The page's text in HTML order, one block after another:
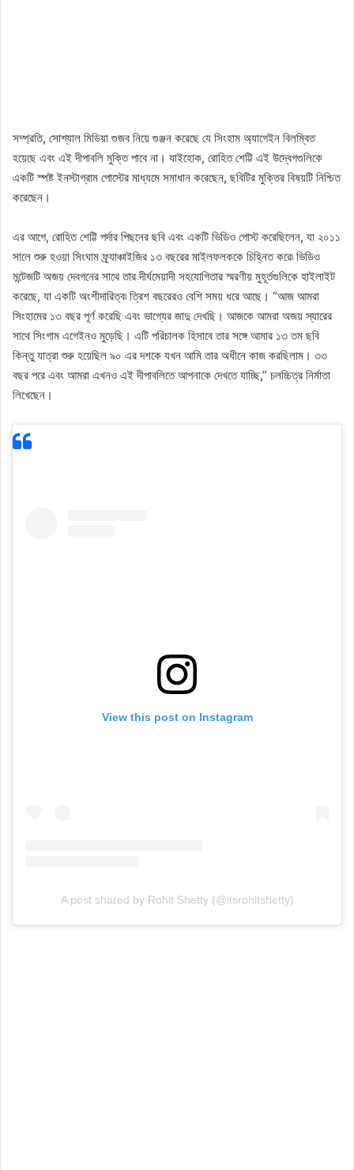
সম্প্রতি, সোশ্যাল মিডিয়া গুজব নিয়ে গুঞ্জন করেছে যে সিংহাম অ্যাগেইন বিলম্বিত
হয়েছে এবং এই দীপাবলি মুক্তি পাবে না। যাইহোক, রোহিত শেট্টি এই উদ্বেগগুলিকে
একটি স্পষ্ট ইনস্টাগ্রাম পোস্টের মাধ্যমে সমাধান করেছেন, ছবিটির মুক্তির বিষয়টি নিশ্চিত
করেছেন।
এর আগে, রোহিত শেট্টি পর্দার পিছনের ছবি এবং একটি ভিডিও পোস্ট করেছিলেন, যা ২০১১
সালে শুরু হওয়া সিংঘাম ফ্র্যাঞ্চাইজির ১৩ বছরের মাইলফলককে চিহ্নিত করে৷ ভিডিও
মন্টেজটি অজয় ​​দেবগনের সাথে তার দীর্ঘমেয়াদী সহযোগিতার স্মরণীয় মুহূর্তগুলিকে হাইলাইট
করেছে, যা একটি অংশীদারিত্ব৷ ত্রিশ বছরেরও বেশি সময় ধরে আছে। “আজ আমরা
সিংহামের ১৩ বছর পূর্ণ করেছি এবং ভাগ্যের জাদু দেখছি। আজকে আমরা অজয় ​​স্যারের
সাথে সিংগাম এগেইনও মুড়েছি। এটি পরিচালক হিসাবে তার সঙ্গে আমার ১৩ তম ছবি
কিন্তু যাত্রা শুরু হয়েছিল ৯০ এর দশকে যখন আমি তার অধীনে কাজ করছিলাম। ৩৩
বছর পরে এবং আমরা এখনও এই দীপাবলিতে আপনাকে দেখতে যাচ্ছি,” চলচ্চিত্র নির্মাতা
লিখেছেন।
View this post on Instagram
A post shared by Rohit Shetty (@itsrohitshetty)